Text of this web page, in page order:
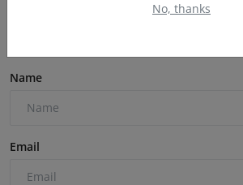
No, thanks
Name
Email